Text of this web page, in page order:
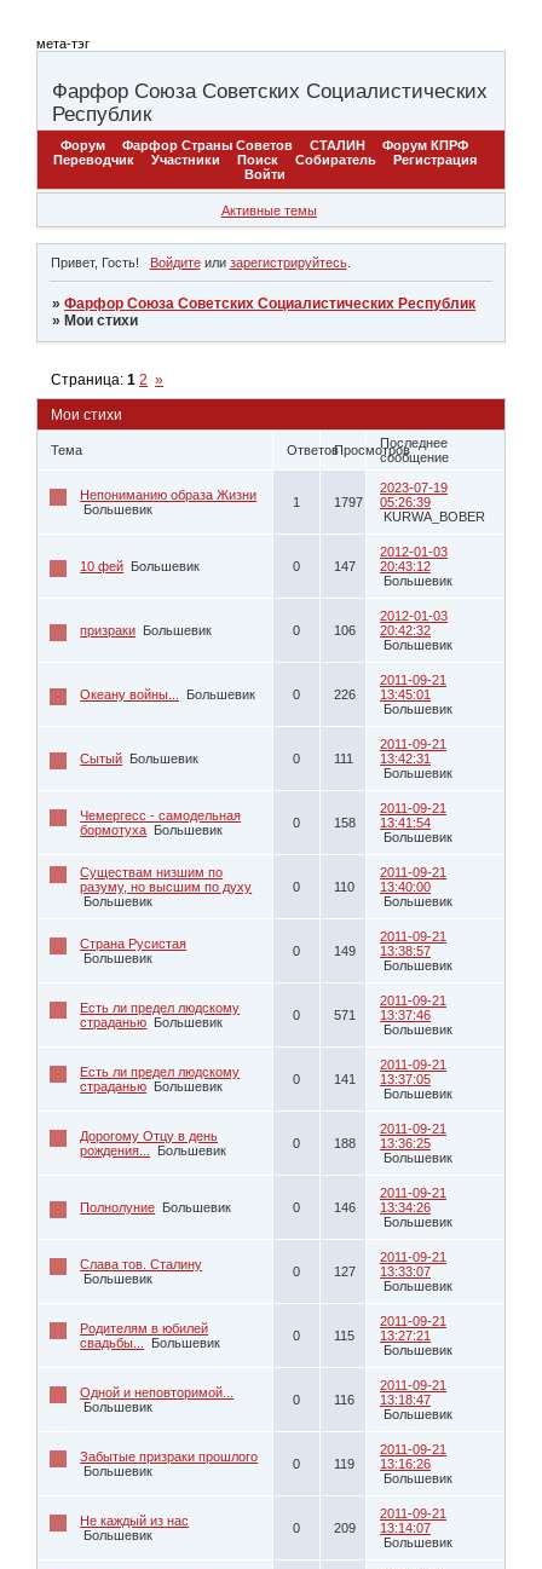
мета-тэг
Фарфор Союза Советских Социалистических
Республик
Форум Фарфор Страны Советов СТАЛИН
Форум КПРФ
Переводчик
Участники Поиск Собиратель
Регистрация
Войти
Активные темы
Привет, Гость! Войдитеили зарегистрируйтесь.
»Фарфор Союза Советских Социалистических Республик
» Мои стихи
Мои стихи
Страница:1 2 »
Тема ОтветовПросмотровПоследнее
сообщение
Непониманию образа Жизни
Большевик
1 1797
2023-07-19
05:26:39
KURWA_BOBER
10 фей Большевик 0 147
2012-01-03
20:43:12
Большевик
призраки Большевик 0 106
2012-01-03
20:42:32
Большевик
Океану войны... Большевик 0 226
2011-09-21
13:45:01
Большевик
Сытый Большевик 0 111
2011-09-21
13:42:31
Большевик
Чемергесс - самодельная
бормотуха Большевик 0 158
2011-09-21
13:41:54
Большевик
Существам низшим по
разуму, но высшим по духу
Большевик
0 110
2011-09-21
13:40:00
Большевик
Страна Русистая
Большевик
0 149
2011-09-21
13:38:57
Большевик
Есть ли предел людскому
страданью Большевик 0 571
2011-09-21
13:37:46
Большевик
Есть ли предел людскому
страданью Большевик 0 141
2011-09-21
13:37:05
Большевик
Дорогому Отцу в день
рождения...
Большевик 0 188
2011-09-21
13:36:25
Большевик
Полнолуние Большевик 0 146
2011-09-21
13:34:26
Большевик
Слава тов. Сталину
Большевик
0 127
2011-09-21
13:33:07
Большевик
Родителям в юбилей
свадьбы...
Большевик 0 115
2011-09-21
13:27:21
Большевик
Одной и неповторимой...
Большевик
0 116
2011-09-21
13:18:47
Большевик
Забытые призраки прошлого
Большевик
0 119
2011-09-21
13:16:26
Большевик
Не каждый из нас
Большевик
0 209
2011-09-21
13:14:07
Большевик